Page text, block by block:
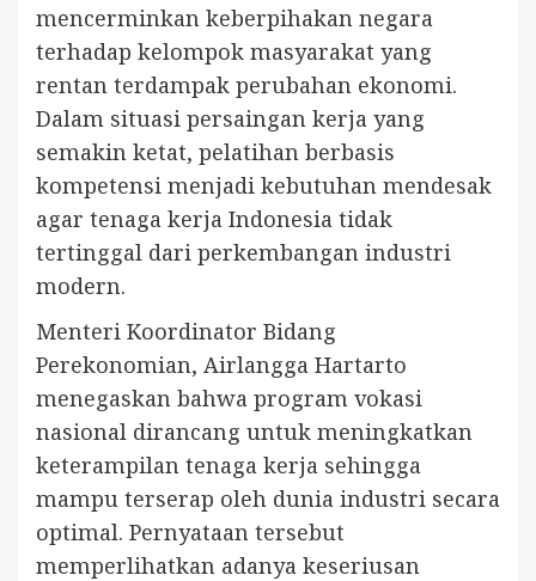
mencerminkan keberpihakan negara
terhadap kelompok masyarakat yang
rentan terdampak perubahan ekonomi.
Dalam situasi persaingan kerja yang
semakin ketat, pelatihan berbasis
kompetensi menjadi kebutuhan mendesak
agar tenaga kerja Indonesia tidak
tertinggal dari perkembangan industri
modern.
Menteri Koordinator Bidang
Perekonomian, Airlangga Hartarto
menegaskan bahwa program vokasi
nasional dirancang untuk meningkatkan
keterampilan tenaga kerja sehingga
mampu terserap oleh dunia industri secara
optimal. Pernyataan tersebut
memperlihatkan adanya keseriusan